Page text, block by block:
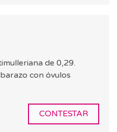
de 0,29.
con óvulos
CONTESTAR